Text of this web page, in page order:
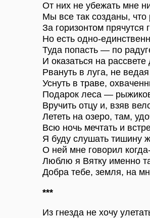
От них не убежать мне
Мы все так созданы,
За горизонтом прячутся
Но есть одно-
Туда попасть — по
И оказаться на рассвете
Рвануть в луга, не ведая
Уснуть в траве,
Подарок леса —
Вручить отцу и, взяв
Лететь на озеро, там,
Всю ночь мечтать и
Я буду слушать тишину
О ней мне говорил
Люблю я Вятку именно
Добра тебе, земля, на
***
Из гнезда не хочу